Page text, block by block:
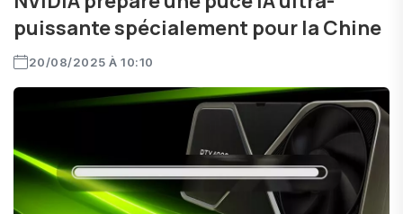
puissante spécialement pour la Chine
20/08/2025 À 10:10